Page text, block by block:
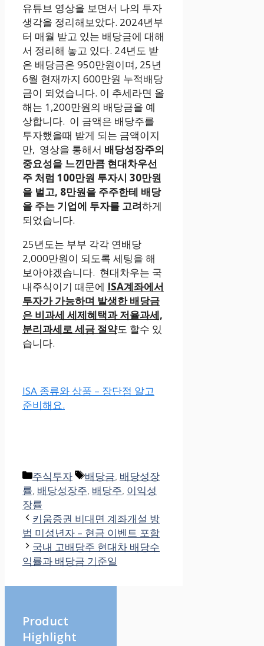
유튜브 영상을 보면서 나의 투자
생각을 정리해보았다. 2024년부
터 매월 받고 있는 배당금에 대해
서 정리해 놓고 있다. 24년도 받
은 배당금은 950만원이며, 25년
6월 현재까지 600만원 누적배당
금이 되었습니다. 이 추세라면 올
해는 1,200만원의 배당금을 예
상합니다. 이 금액은 배당주를
투자했을때 받게 되는 금액이지
만, 영상을 통해서 배당성장주의
중요성을 느낀만큼 현대차우선
주 처럼 100만원 투자시 30만원
을 벌고, 8만원을 주주한테 배당
을 주는 기업에 투자를 고려하게
되었습니다.
25년도는 부부 각각 연배당
2,000만원이 되도록 세팅을 해
보아야겠습니다. 현대차우는 국
내주식이기 때문에 ISA계좌에서
투자가 가능하며 발생한 배당금
은 비과세 세제혜택과 저율과세,
분리과세로 세금 절약도 할수 있
습니다.
ISA 종류와 상품 – 장단점 알고
준비해요.
Categories
주식투자 Tags
배당금, 배당성장
률, 배당성장주, 배당주, 이익성
장률
키움증권 비대면 계좌개설 방
법 미성년자 – 현금 이벤트 포함
국내 고배당주 현대차 배당수
익률과 배당금 기준일
Product
Highlight